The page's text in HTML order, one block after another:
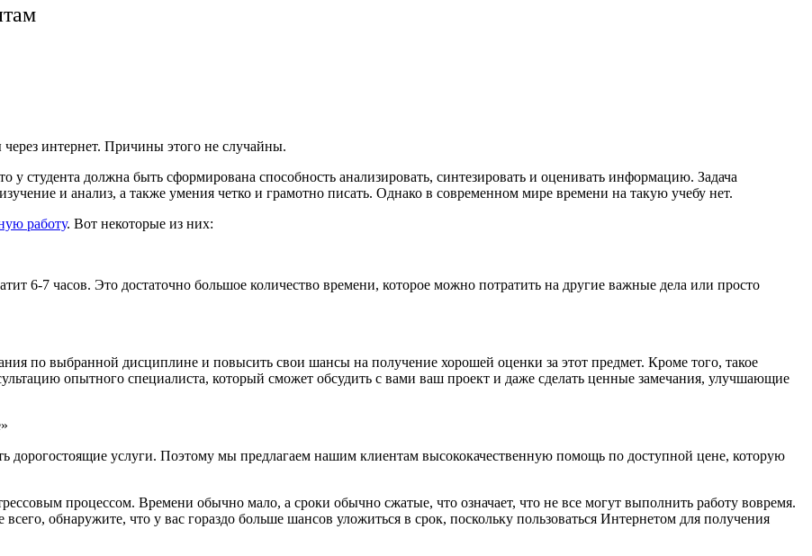
интернет. Причины этого не случайны.
у студента должна быть сформирована способность анализировать, синтезировать и оценивать информацию. Задача
и анализ, а также умения четко и грамотно писать. Однако в современном мире времени на такую учебу нет.
работу. Вот некоторые из них:
6-7 часов. Это достаточно большое количество времени, которое можно потратить на другие важные дела или просто
по выбранной дисциплине и повысить свои шансы на получение хорошей оценки за этот предмет. Кроме того, такое
опытного специалиста, который сможет обсудить с вами ваш проект и даже сделать ценные замечания, улучшающие
дорогостоящие услуги. Поэтому мы предлагаем нашим клиентам высококачественную помощь по доступной цене, которую
процессом. Времени обычно мало, а сроки обычно сжатые, что означает, что не все могут выполнить работу вовремя.
обнаружите, что у вас гораздо больше шансов уложиться в срок, поскольку пользоваться Интернетом для получения